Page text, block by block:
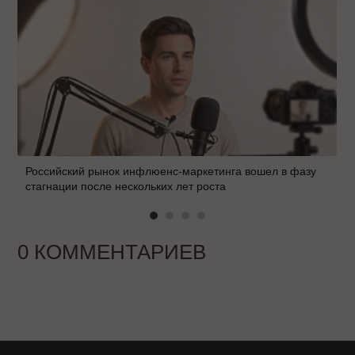
Российский рынок инфлюенс-маркетинга вошел в фазу
стагнации после нескольких лет роста
0 КОММЕНТАРИЕВ